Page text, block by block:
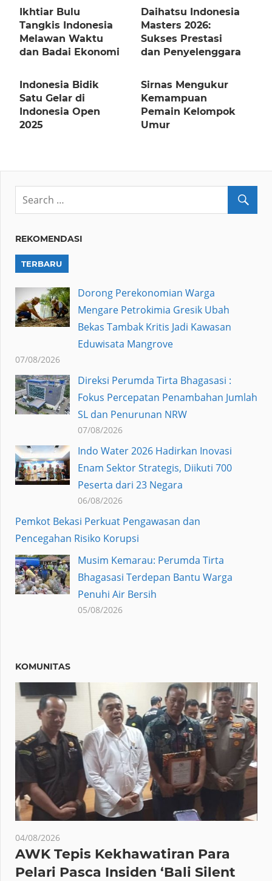
Ikhtiar Bulu
Tangkis Indonesia
Melawan Waktu
dan Badai Ekonomi
Daihatsu Indonesia
Masters 2026:
Sukses Prestasi
dan Penyelenggara
Indonesia Bidik
Satu Gelar di
Indonesia Open
2025
Sirnas Mengukur
Kemampuan
Pemain Kelompok
Umur
REKOMENDASI
TERBARU
Dorong Perekonomian Warga
Mengare Petrokimia Gresik Ubah
Bekas Tambak Kritis Jadi Kawasan
Eduwisata Mangrove
07/08/2026
Direksi Perumda Tirta Bhagasasi :
Fokus Percepatan Penambahan Jumlah
SL dan Penurunan NRW
07/08/2026
Indo Water 2026 Hadirkan Inovasi
Enam Sektor Strategis, Diikuti 700
Peserta dari 23 Negara
06/08/2026
Pemkot Bekasi Perkuat Pengawasan dan
Pencegahan Risiko Korupsi
Musim Kemarau: Perumda Tirta
Bhagasasi Terdepan Bantu Warga
Penuhi Air Bersih
05/08/2026
KOMUNITAS
04/08/2026
AWK Tepis Kekhawatiran Para
Pelari Pasca Insiden ‘Bali Silent